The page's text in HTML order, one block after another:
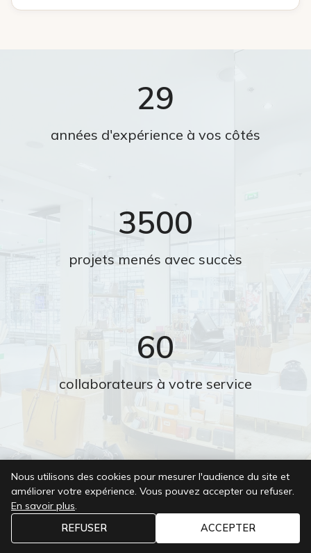
29
années d'expérience à vos côtés
3500
projets menés avec succès
60
collaborateurs à votre service
25
millions de chiffre d'affaires en 2025
Nous utilisons des cookies pour mesurer l'audience du site et
améliorer votre expérience. Vous pouvez accepter ou refuser.
En savoir plus.
REFUSER
ACCEPTER